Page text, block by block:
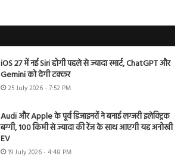
iOS 27 में नई Siri होगी पहले से ज्यादा स्मार्ट, ChatGPT और
Gemini को देगी टक्कर
25 July 2026 - 7:52 PM
Audi और Apple के पूर्व डिजाइनरों ने बनाई लग्जरी इलेक्ट्रिक
बग्गी, 100 किमी से ज्यादा की रेंज के साथ आएगी यह अनोखी
EV
19 July 2026 - 4:48 PM